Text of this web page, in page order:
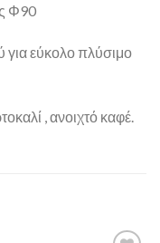
Φ90
για εύκολο πλύσιμο
, ανοιχτό καφέ.